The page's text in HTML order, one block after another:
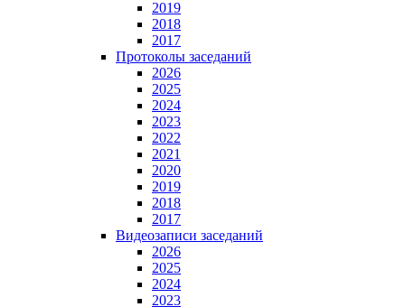
2019
2018
2017
Протоколы заседаний
2026
2025
2024
2023
2022
2021
2020
2019
2018
2017
Видеозаписи заседаний
2026
2025
2024
2023